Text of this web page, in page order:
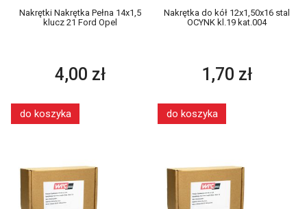
Nakrętki Nakrętka Pełna 14x1,5
klucz 21 Ford Opel
4,00 zł
do koszyka
Nakrętka do kół 12x1,50x16 stal
OCYNK kl.19 kat.004
1,70 zł
do koszyka